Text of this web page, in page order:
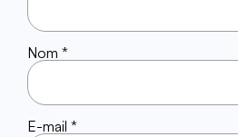
Nom *
E-mail *